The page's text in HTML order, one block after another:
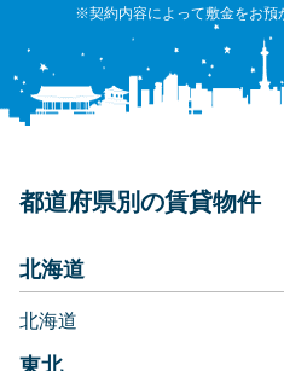
※契約内容によって敷金をお預
都道府県別の賃貸物件
北海道
北海道